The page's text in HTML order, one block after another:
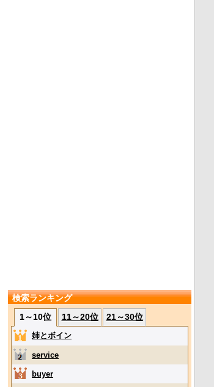
検索ランキング
1～10位
11～20位 21～30位
姉とボイン
service
buyer